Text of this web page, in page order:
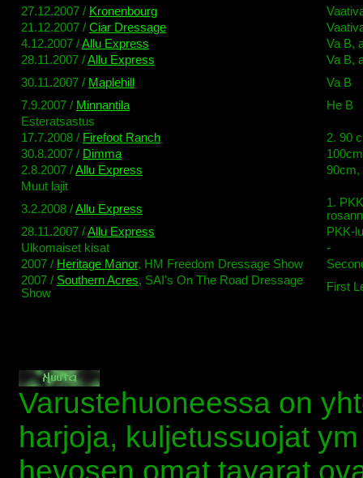
27.12.2007 / Kronenbourg
21.12.2007 / Ciar Dressage
4.12.2007 /Allu Express
Va B,
28.11.2007 /Allu Express
Va B,
30.11.2007 / Maplehill
Va B
7.9.2007 / Minnantila
He B
Esteratsastus
17.7.2008 / Firefoot Ranch
2. 90
30.8.2007 / Dimma
100cm
2.8.2007 /Allu Express
90cm,
Muut lajit
3.2.2008 /Allu Express
1.
28.11.2007 /Allu Express
PKK-
Ulkomaiset kisat
-
2007 / Heritage Manor, HM Freedom Dressage Show
2007 / Southern Acres, SAI's On The Road Dressage
Show
First
Varustehuoneessa on
harjoja, kuljetussuojat
hevosen omat tavarat